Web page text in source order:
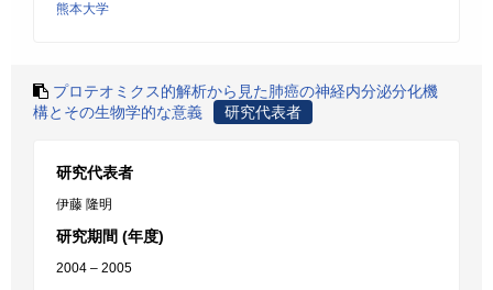
熊本大学
プロテオミクス的解析から見た肺癌の神経内分泌分化機
構とその生物学的な意義
研究代表者
研究代表者
伊藤 隆明
研究期間 (年度)
2004 – 2005